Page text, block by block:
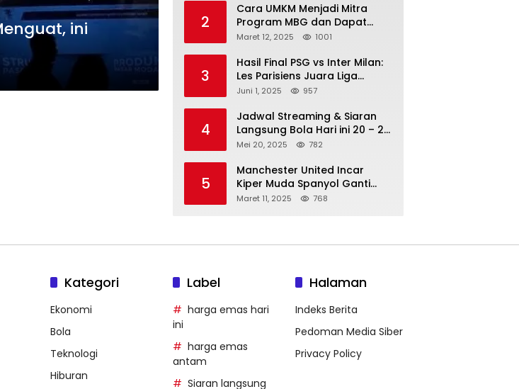
ini
2
Cara UMKM Menjadi Mitra
Program MBG dan Dapat
Modal Hingga Rp500 Juta
Maret 12, 2025 1001
3
Hasil Final PSG vs Inter Milan:
Les Parisiens Juara Liga
Champions 2025 usai Bantai il
Juni 1, 2025 957
4
Jadwal Streaming & Siaran
Langsung Bola Hari ini 20 – 21
Mei 2025: Manchester City vs
Mei 20, 2025 782
5
Manchester United Incar
Kiper Muda Spanyol Ganti
Andre Onana
Maret 11, 2025 768
Kategori
Ekonomi
Bola
Teknologi
Hiburan
Label
harga emas hari
ini
harga emas
antam
Siaran langsung
Halaman
Indeks Berita
Pedoman Media Siber
Privacy Policy